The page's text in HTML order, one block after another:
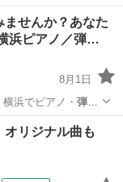
弾き語り
ませんか？あなた
浜ピアノ／弾…
8月1日
浜でピアノ・ 弾き
#湘…
リジナル曲も